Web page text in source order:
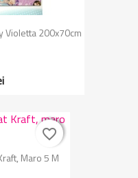
Violetta 200x70cm
Maro 5 M
favorite_border
favorite_border